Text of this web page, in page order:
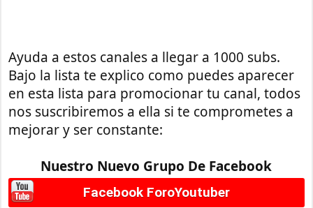
Ayuda a estos canales a llegar a 1000 subs.
Bajo la lista te explico como puedes aparecer
en esta lista para promocionar tu canal, todos
nos suscribiremos a ella si te comprometes a
mejorar y ser constante:
Nuestro Nuevo Grupo De Facebook
Facebook ForoYoutuber